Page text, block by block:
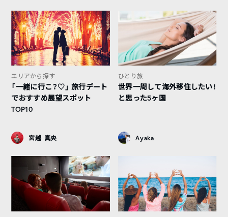
エリアから探す
「一緒に行こ？♡」 旅行デート
でおすすめ展望スポット
TOP10
宮越 真央
ひとり旅
世界一周して海外移住したい！
と思った5ヶ国
Ayaka